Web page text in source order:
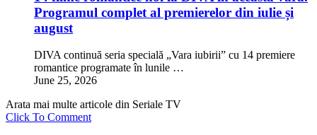
Programul complet al premierelor din iulie și
august
DIVA continuă seria specială „Vara iubirii” cu 14 premiere
romantice programate în lunile …
June 25, 2026
Arata mai multe articole din Seriale TV
Click To Comment